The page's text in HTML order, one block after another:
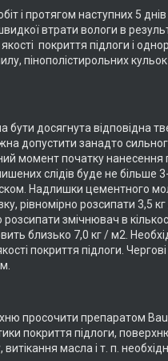
і протягом наступних 5
втрати вологи в
покриття підлоги і
пінополістирольних кульок
досягнута відповідна
допустити занадто
момент початку
слідів буде не
Надлишки цементного
рівномірно розсипати 3,5
змічнювач в
близько 7,0 кг / м2.
покриття підлоги.
просочити препаратом
покриття підлоги,
масла і т. п.